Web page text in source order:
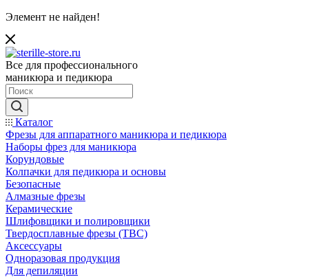
Элемент не найден!
Все для профессионального
маникюра и педикюра
Каталог
Фрезы для аппаратного маникюра и педикюра
Наборы фрез для маникюра
Корундовые
Колпачки для педикюра и основы
Безопасные
Алмазные фрезы
Керамические
Шлифовщики и полировщики
Твердосплавные фрезы (ТВС)
Аксессуары
Одноразовая продукция
Для депиляции